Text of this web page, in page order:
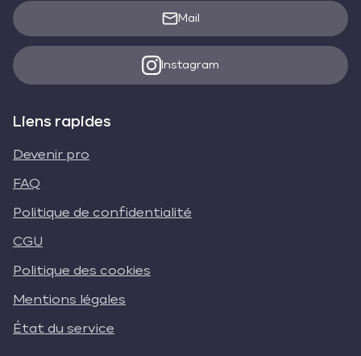
Mail
Instagram
Liens rapides
Devenir pro
FAQ
Politique de confidentialité
CGU
Politique des cookies
Mentions légales
État du service